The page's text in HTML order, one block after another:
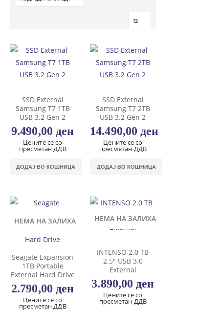
SSD External
Samsung T7 1TB
USB 3.2 Gen 2
9.490,00 ден
Цените се со
пресметан ДДВ
ДОДАЈ ВО КОШНИЦА
SSD External
Samsung T7 2TB
USB 3.2 Gen 2
14.490,00 ден
Цените се со
пресметан ДДВ
ДОДАЈ ВО КОШНИЦА
НЕМА НА ЗАЛИХА
Seagate Expansion
1TB Portable
External Hard Drive
2.790,00 ден
Цените се со
пресметан ДДВ
НЕМА НА ЗАЛИХА
INTENSO 2.0 TB
2.5″ USB 3.0
External
3.890,00 ден
Цените се со
пресметан ДДВ